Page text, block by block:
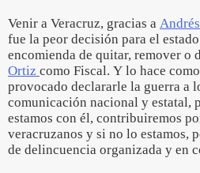
Venir a Veracruz, gracias a
fue la peor decisión para el
encomienda de quitar, remover o
Ortiz como Fiscal. Y lo hace
provocado declararle la guerra a
comunicación nacional y estatal,
estamos con él, contribuiremos
veracruzanos y si no lo estamos,
de delincuencia organizada y en